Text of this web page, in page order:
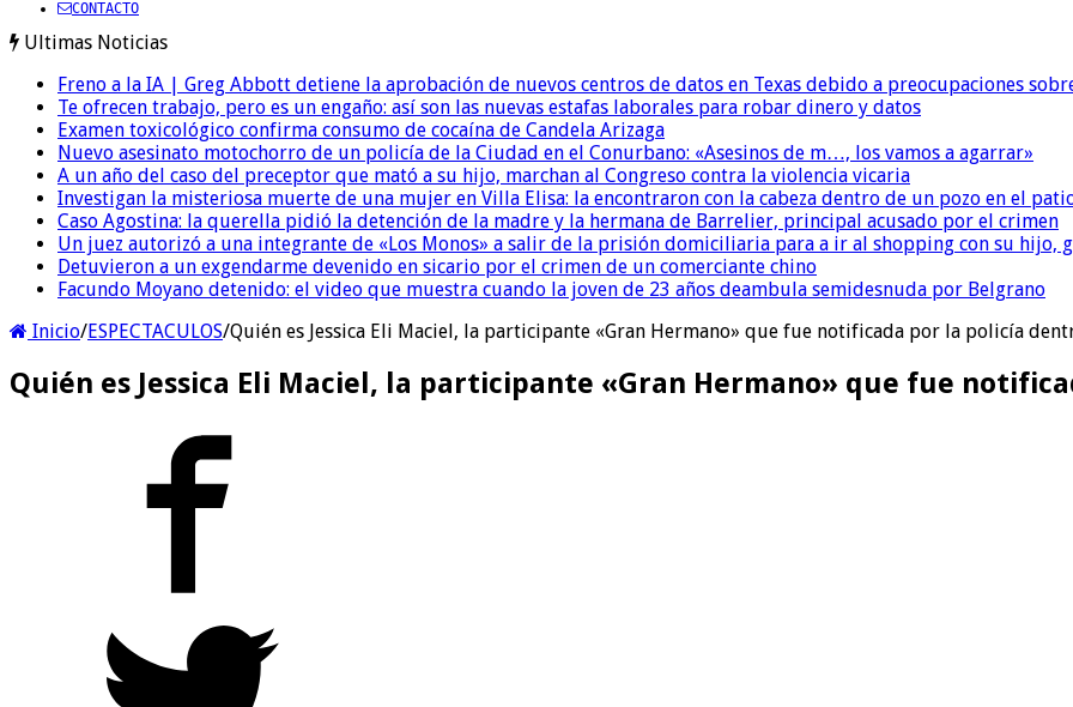
CONTACTO
Ultimas Noticias
Freno a la IA | Greg Abbott detiene la aprobación de nuevos centros de datos en Texas debido a preocupaciones
Te ofrecen trabajo, pero es un engaño: así son las nuevas estafas laborales para robar dinero y datos
Examen toxicológico confirma consumo de cocaína de Candela Arizaga
Nuevo asesinato motochorro de un policía de la Ciudad en el Conurbano: «Asesinos de m…, los vamos a agarrar»
A un año del caso del preceptor que mató a su hijo, marchan al Congreso contra la violencia vicaria
Investigan la misteriosa muerte de una mujer en Villa Elisa: la encontraron con la cabeza dentro de un pozo en el
Caso Agostina: la querella pidió la detención de la madre y la hermana de Barrelier, principal acusado por el crimen
Un juez autorizó a una integrante de «Los Monos» a salir de la prisión domiciliaria para a ir al shopping con su hijo,
Detuvieron a un exgendarme devenido en sicario por el crimen de un comerciante chino
Facundo Moyano detenido: el video que muestra cuando la joven de 23 años deambula semidesnuda por Belgrano
Inicio/ESPECTACULOS/Quién es Jessica Eli Maciel, la participante «Gran Hermano» que fue notificada por la policía
Quién es Jessica Eli Maciel, la participante «Gran Hermano» que fue